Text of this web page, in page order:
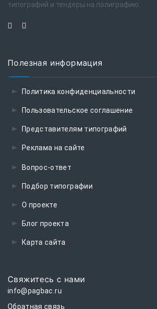
типографий и тендеры на полиграфию.
Полезная информация
Политика конфиденциальности
Пользовательское соглашение
Представителям типографий
Реклама на сайте
Вопрос-ответ
Подбор типографии
О проекте
Блог проекта
Карта сайта
Свяжитесь с нами
info@pagbac.ru
Обратная связь